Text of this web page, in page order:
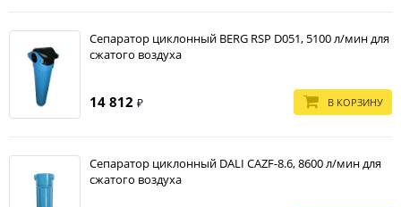
Сепаратор циклонный BERG RSP D051, 5100 л/мин для
сжатого воздуха
14 812 ₽ В КОРЗИНУ
Сепаратор циклонный DALI CAZF-8.6, 8600 л/мин для
сжатого воздуха